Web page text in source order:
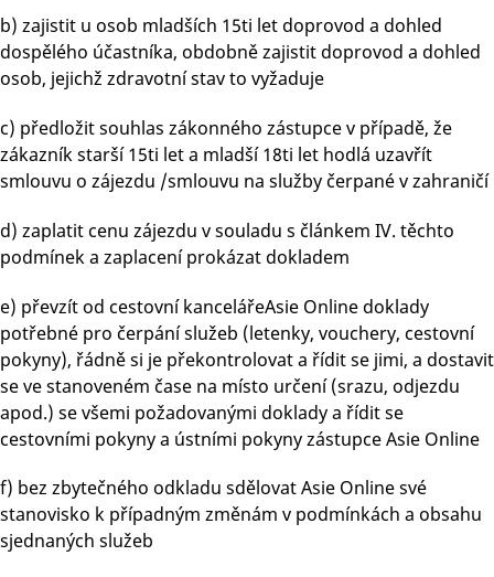
b) zajistit u osob mladších 15ti let doprovod a dohled
dospělého účastníka, obdobně zajistit doprovod a dohled
osob, jejichž zdravotní stav to vyžaduje
c) předložit souhlas zákonného zástupce v případě, že
zákazník starší 15ti let a mladší 18ti let hodlá uzavřít
smlouvu o zájezdu /smlouvu na služby čerpané v zahraničí
d) zaplatit cenu zájezdu v souladu s článkem IV. těchto
podmínek a zaplacení prokázat dokladem
e) převzít od cestovní kancelářeAsie Online doklady
potřebné pro čerpání služeb (letenky, vouchery, cestovní
pokyny), řádně si je překontrolovat a řídit se jimi, a dostavit
se ve stanoveném čase na místo určení (srazu, odjezdu
apod.) se všemi požadovanými doklady a řídit se
cestovními pokyny a ústními pokyny zástupce Asie Online
f) bez zbytečného odkladu sdělovat Asie Online své
stanovisko k případným změnám v podmínkách a obsahu
sjednaných služeb